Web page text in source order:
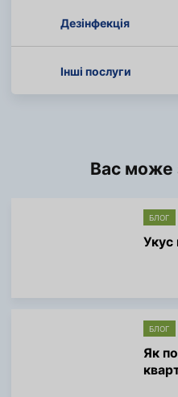
Дезінфекція
Інші послуги
Вас може
БЛОГ
Укус
ш
е
н
ф
БЛОГ
Як